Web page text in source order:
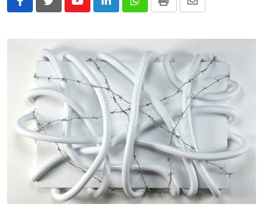
YoutubeLinkedInWhatsapp
Print
Share
Email